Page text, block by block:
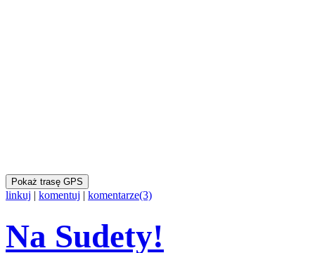
Pokaż trasę GPS
linkuj | komentuj | komentarze(3)
Na Sudety!